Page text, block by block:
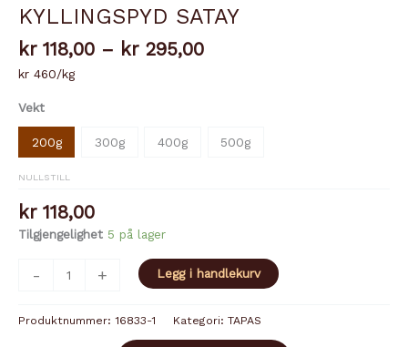
KYLLINGSPYD SATAY
kr118,00 – kr295,00Prisområde:
kr 460/kg
Vekt
200g 300g 400g 500g
NULLSTILL
kr118,00
Tilgjengelighet 5 på lager
-
KYLLINGSPYD+ Legg i handlekurv
Produktnummer: 16833-1 Kategori: TAPAS